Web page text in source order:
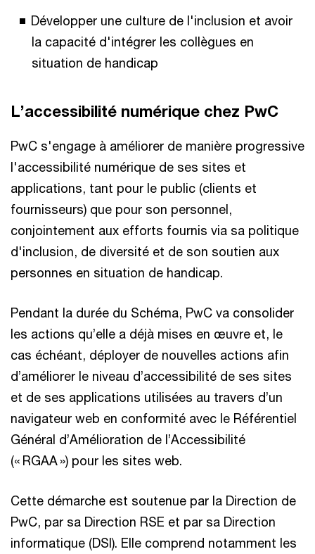
Développer une culture de l'inclusion et avoir
la capacité d'intégrer les collègues en
situation de handicap
L’accessibilité numérique chez PwC
PwC s'engage à améliorer de manière progressive
l'accessibilité numérique de ses sites et
applications, tant pour le public (clients et
fournisseurs) que pour son personnel,
conjointement aux efforts fournis via sa politique
d'inclusion, de diversité et de son soutien aux
personnes en situation de handicap.
Pendant la durée du Schéma, PwC va consolider
les actions qu’elle a déjà mises en œuvre et, le
cas échéant, déployer de nouvelles actions afin
d’améliorer le niveau d’accessibilité de ses sites
et de ses applications utilisées au travers d’un
navigateur web en conformité avec le Référentiel
Général d’Amélioration de l’Accessibilité
(« RGAA ») pour les sites web.
Cette démarche est soutenue par la Direction de
PwC, par sa Direction RSE et par sa Direction
informatique (DSI). Elle comprend notamment les